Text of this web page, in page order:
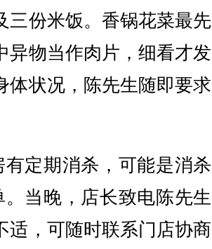
三份米饭。香锅花菜最先
异物当作肉片，细看才发
体状况，陈先生随即要求
定期消杀，可能是消杀
当晚，店长致电陈先生
适，可随时联系门店协商